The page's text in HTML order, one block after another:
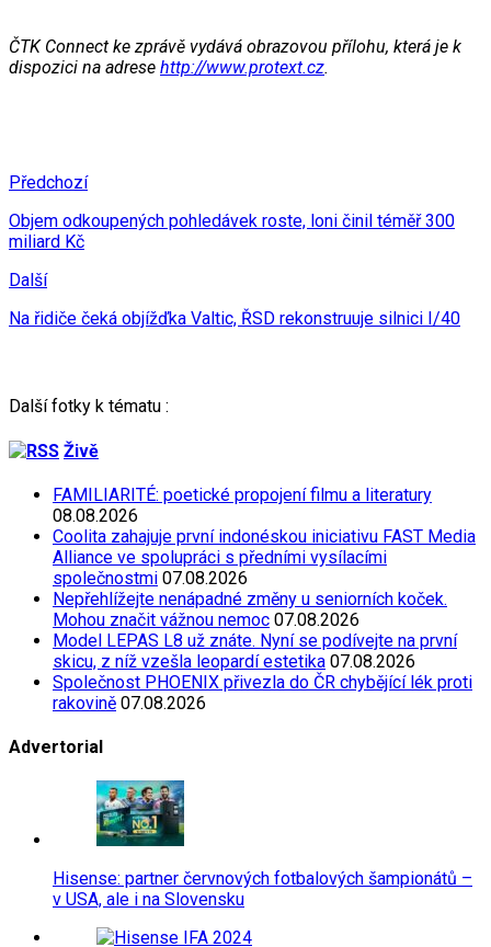
ČTK Connect ke zprávě vydává obrazovou přílohu, která je k
dispozici na adrese http://www.protext.cz.
Předchozí
Objem odkoupených pohledávek roste, loni činil téměř 300
miliard Kč
Další
Na řidiče čeká objížďka Valtic, ŘSD rekonstruuje silnici I/40
Další fotky k tématu :
Živě
FAMILIARITÉ: poetické propojení filmu a literatury
08.08.2026
Coolita zahajuje první indonéskou iniciativu FAST Media
Alliance ve spolupráci s předními vysílacími
společnostmi 07.08.2026
Nepřehlížejte nenápadné změny u seniorních koček.
Mohou značit vážnou nemoc 07.08.2026
Model LEPAS L8 už znáte. Nyní se podívejte na první
skicu, z níž vzešla leopardí estetika 07.08.2026
Společnost PHOENIX přivezla do ČR chybějící lék proti
rakovině 07.08.2026
Advertorial
Hisense: partner červnových fotbalových šampionátů –
v USA, ale i na Slovensku